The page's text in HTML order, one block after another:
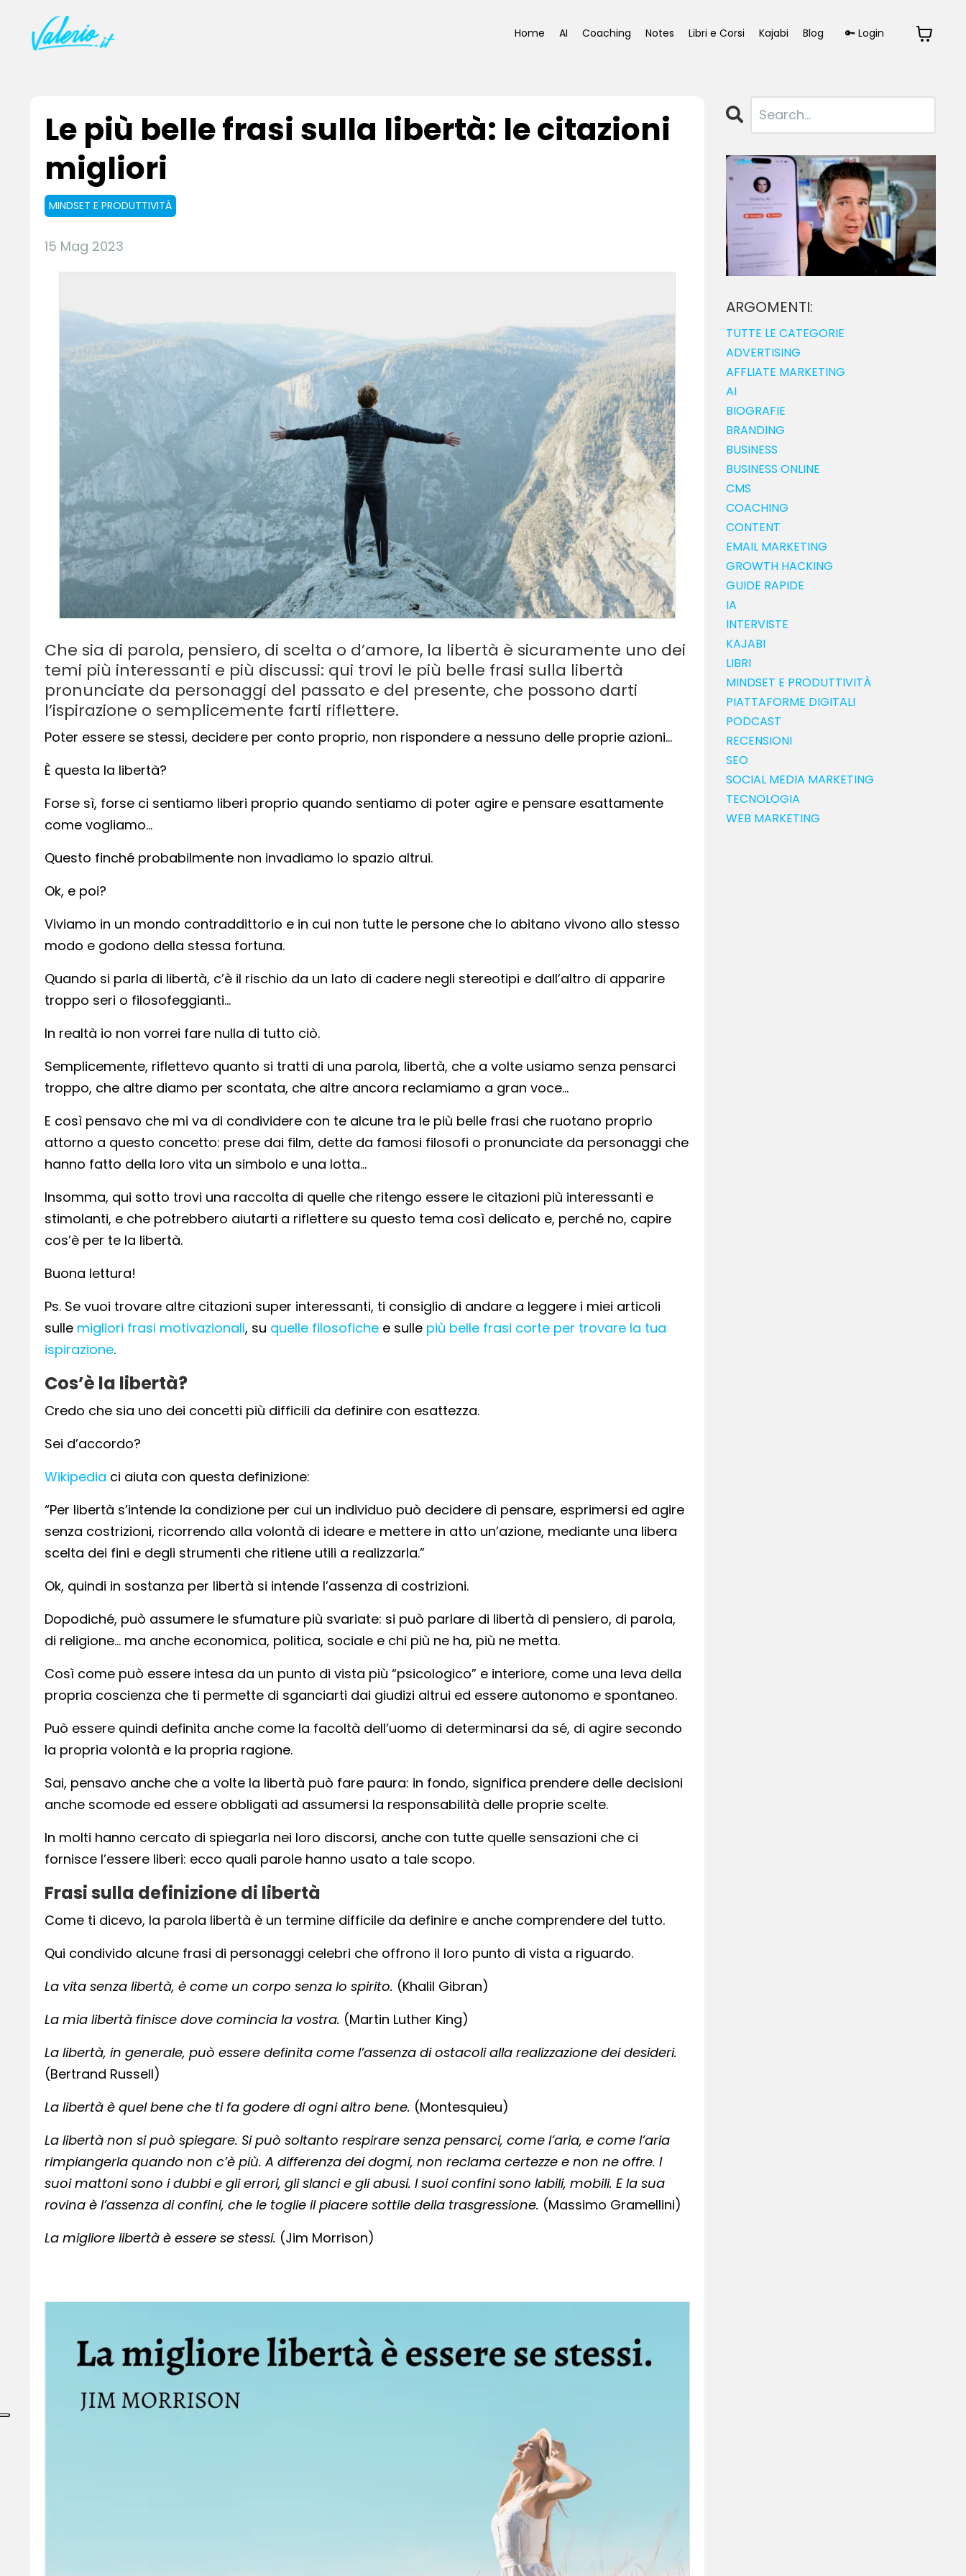
Home AI Coaching Notes Libri e Corsi Kajabi Blog 🔑 Login
Le più belle frasi sulla libertà: le citazioni
migliori
MINDSET E PRODUTTIVITÀ
15 Mag 2023
Che sia di parola, pensiero, di scelta o d’amore, la libertà è sicuramente uno dei
temi più interessanti e più discussi: qui trovi le più belle frasi sulla libertà
pronunciate da personaggi del passato e del presente, che possono darti
l’ispirazione o semplicemente farti riflettere.
Poter essere se stessi, decidere per conto proprio, non rispondere a nessuno delle proprie azioni…
È questa la libertà?
Forse sì, forse ci sentiamo liberi proprio quando sentiamo di poter agire e pensare esattamente
come vogliamo…
Questo finché probabilmente non invadiamo lo spazio altrui.
Ok, e poi?
Viviamo in un mondo contraddittorio e in cui non tutte le persone che lo abitano vivono allo stesso
modo e godono della stessa fortuna.
Quando si parla di libertà, c’è il rischio da un lato di cadere negli stereotipi e dall’altro di apparire
troppo seri o filosofeggianti…
In realtà io non vorrei fare nulla di tutto ciò.
Semplicemente, riflettevo quanto si tratti di una parola, libertà, che a volte usiamo senza pensarci
troppo, che altre diamo per scontata, che altre ancora reclamiamo a gran voce…
E così pensavo che mi va di condividere con te alcune tra le più belle frasi che ruotano proprio
attorno a questo concetto: prese dai film, dette da famosi filosofi o pronunciate da personaggi che
hanno fatto della loro vita un simbolo e una lotta…
Insomma, qui sotto trovi una raccolta di quelle che ritengo essere le citazioni più interessanti e
stimolanti, e che potrebbero aiutarti a riflettere su questo tema così delicato e, perché no, capire
cos’è per te la libertà.
Buona lettura!
Ps. Se vuoi trovare altre citazioni super interessanti, ti consiglio di andare a leggere i miei articoli
sulle migliori frasi motivazionali, su quelle filosofiche e sulle più belle frasi corte per trovare la tua
ispirazione.
Cos’è la libertà?
Credo che sia uno dei concetti più difficili da definire con esattezza.
Sei d’accordo?
Wikipedia ci aiuta con questa definizione:
“Per libertà s’intende la condizione per cui un individuo può decidere di pensare, esprimersi ed agire
senza costrizioni, ricorrendo alla volontà di ideare e mettere in atto un’azione, mediante una libera
scelta dei fini e degli strumenti che ritiene utili a realizzarla.”
Ok, quindi in sostanza per libertà si intende l’assenza di costrizioni.
Dopodiché, può assumere le sfumature più svariate: si può parlare di libertà di pensiero, di parola,
di religione… ma anche economica, politica, sociale e chi più ne ha, più ne metta.
Così come può essere intesa da un punto di vista più “psicologico” e interiore, come una leva della
propria coscienza che ti permette di sganciarti dai giudizi altrui ed essere autonomo e spontaneo.
Può essere quindi definita anche come la facoltà dell’uomo di determinarsi da sé, di agire secondo
la propria volontà e la propria ragione.
Sai, pensavo anche che a volte la libertà può fare paura: in fondo, significa prendere delle decisioni
anche scomode ed essere obbligati ad assumersi la responsabilità delle proprie scelte.
In molti hanno cercato di spiegarla nei loro discorsi, anche con tutte quelle sensazioni che ci
fornisce l’essere liberi: ecco quali parole hanno usato a tale scopo.
Frasi sulla definizione di libertà
Come ti dicevo, la parola libertà è un termine difficile da definire e anche comprendere del tutto.
Qui condivido alcune frasi di personaggi celebri che offrono il loro punto di vista a riguardo.
La vita senza libertà, è come un corpo senza lo spirito. (Khalil Gibran)
La mia libertà finisce dove comincia la vostra. (Martin Luther King)
La libertà, in generale, può essere definita come l’assenza di ostacoli alla realizzazione dei desideri.
(Bertrand Russell)
La libertà è quel bene che ti fa godere di ogni altro bene. (Montesquieu)
La libertà non si può spiegare. Si può soltanto respirare senza pensarci, come l’aria, e come l’aria
rimpiangerla quando non c’è più. A differenza dei dogmi, non reclama certezze e non ne offre. I
suoi mattoni sono i dubbi e gli errori, gli slanci e gli abusi. I suoi confini sono labili, mobili. E la sua
rovina è l’assenza di confini, che le toglie il piacere sottile della trasgressione. (Massimo Gramellini)
La migliore libertà è essere se stessi. (Jim Morrison)
ARGOMENTI:
TUTTE LE CATEGORIE
ADVERTISING
AFFLIATE MARKETING
AI
BIOGRAFIE
BRANDING
BUSINESS
BUSINESS ONLINE
CMS
COACHING
CONTENT
EMAIL MARKETING
GROWTH HACKING
GUIDE RAPIDE
IA
INTERVISTE
KAJABI
LIBRI
MINDSET E PRODUTTIVITÀ
PIATTAFORME DIGITALI
PODCAST
RECENSIONI
SEO
SOCIAL MEDIA MARKETING
TECNOLOGIA
WEB MARKETING